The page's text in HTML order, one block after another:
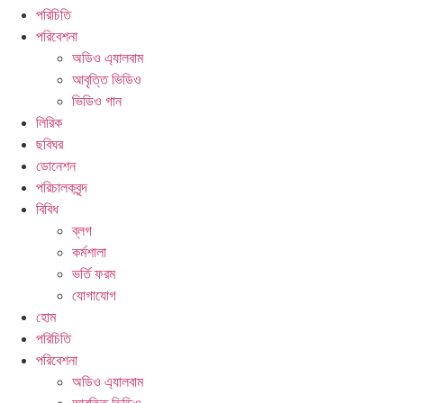
পরিচিতি
পরিবেশনা
অডিও এ্যালবাম
আবৃত্তি ভিডিও
ভিডিও গান
লিরিক
ছবিঘর
ডোনেশন
পরিচালকবৃন্দ
বিবিধ
ব্লগ
কর্মশালা
ভর্তি ফরম
যোগাযোগ
হোম
পরিচিতি
পরিবেশনা
অডিও এ্যালবাম